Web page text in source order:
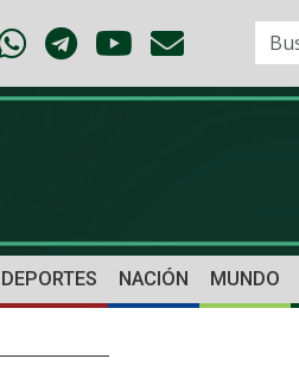
DEPORTES NACIÓN MUNDO